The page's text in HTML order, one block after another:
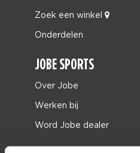
Zoek een winkel
Onderdelen
JOBE SPORTS
Over Jobe
Werken bij
Word Jobe dealer